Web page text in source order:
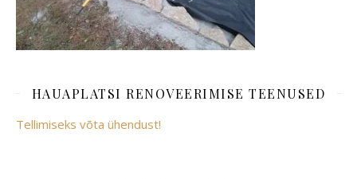
HAUAPLATSI RENOVEERIMISE TEENUSED
Tellimiseks võta ühendust!